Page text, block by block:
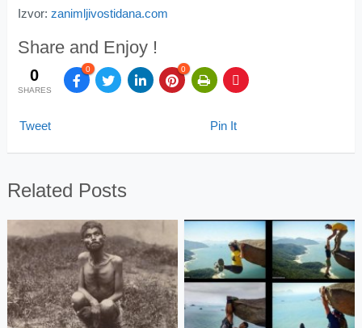
Izvor: zanimljivostidana.com
Share and Enjoy !
0
SHARES
0 0
Tweet Pin It
Related Posts